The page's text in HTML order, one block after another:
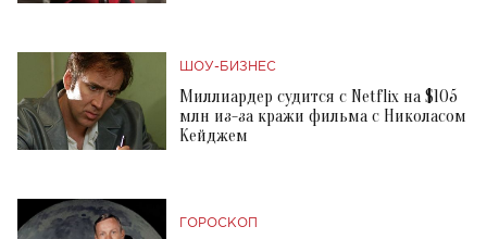
ШОУ-БИЗНЕС
Миллиардер судится с Netflix на $105
млн из-за кражи фильма с Николасом
Кейджем
ГОРОСКОП